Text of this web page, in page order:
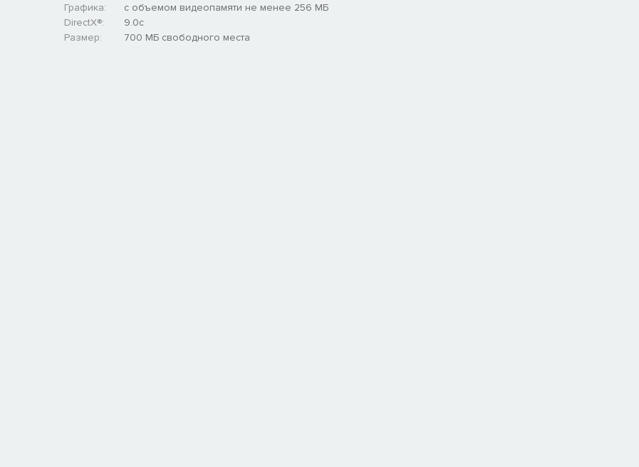
Графика:
с объемом видеопамяти не менее 256 МБ
DirectX®:
9.0c
Размер:
700 MБ свободного места